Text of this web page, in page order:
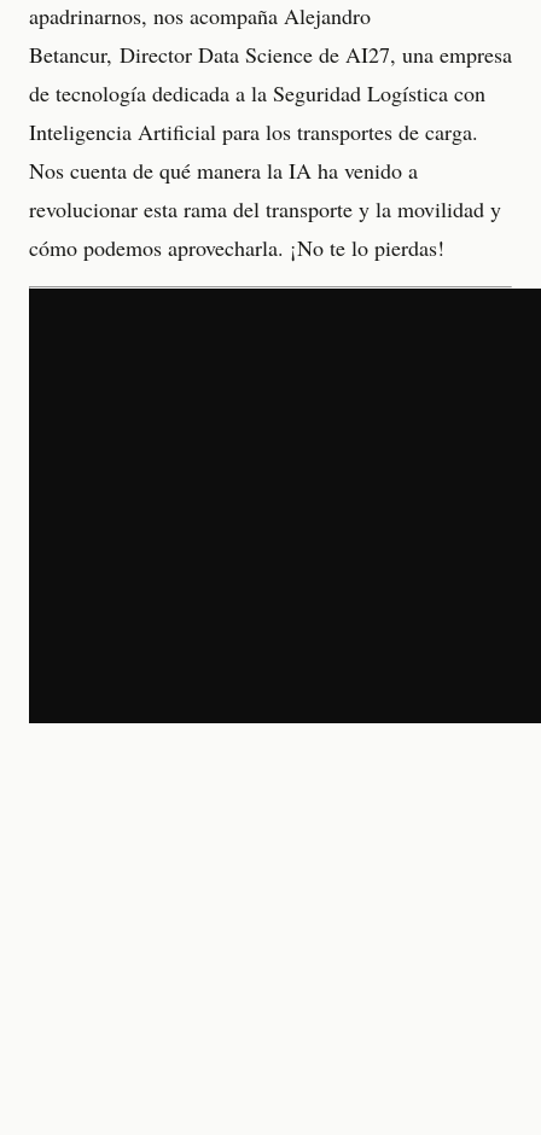
apadrinarnos, nos acompaña Alejandro
Betancur, Director Data Science de AI27, una empresa
de tecnología dedicada a la Seguridad Logística con
Inteligencia Artificial para los transportes de carga.
Nos cuenta de qué manera la IA ha venido a
revolucionar esta rama del transporte y la movilidad y
cómo podemos aprovecharla. ¡No te lo pierdas!